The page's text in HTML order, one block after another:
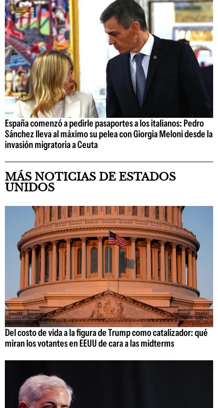
España comenzó a pedirle pasaportes a los italianos: Pedro
Sánchez lleva al máximo su pelea con Giorgia Meloni desde la
invasión migratoria a Ceuta
MÁS NOTICIAS DE ESTADOS
UNIDOS
Del costo de vida a la figura de Trump como catalizador: qué
miran los votantes en EEUU de cara a las midterms